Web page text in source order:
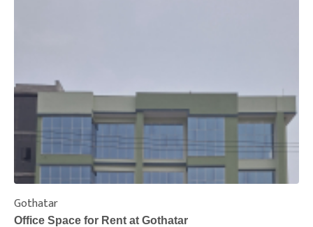
Gothatar
Office Space for Rent at Gothatar